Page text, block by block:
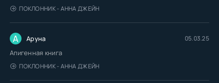
ПОКЛОННИК - АННА ДЖЕЙН
А Аруна 05.03.25
Апигенная книга
ПОКЛОННИК - АННА ДЖЕЙН